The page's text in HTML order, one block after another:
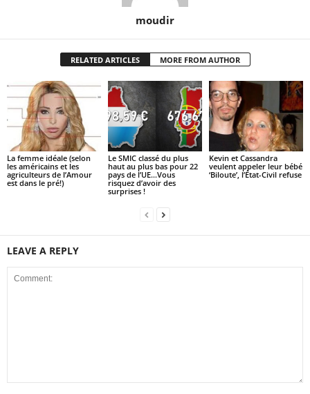
moudir
RELATED ARTICLES MORE FROM AUTHOR
La femme idéale (selon
les américains et les
agriculteurs de l’Amour
est dans le pré!)
Le SMIC classé du plus
haut au plus bas pour 22
pays de l’UE…Vous
risquez d’avoir des
surprises !
Kevin et Cassandra
veulent appeler leur bébé
‘Biloute’, l’État-Civil refuse
LEAVE A REPLY